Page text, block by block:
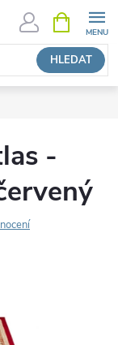
HLEDAT
NÁKUPNÍ
KOŠÍK
-